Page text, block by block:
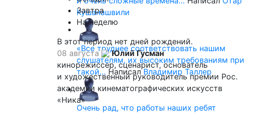
Кушанашвили
«Все труднее соответствовать нашим
слушателям, их высоким требованиям при
такой… НаписалВладимир Таллер
Очень рад, что работы наших ребят
Завтра
На неделю
В этот период нет дней рождений.
08 августа
Юлий Гусман
кинорежиссер, сценарист, основатель
и художественный руководитель премии Рос.
академии кинематографических искусств
«Ника»